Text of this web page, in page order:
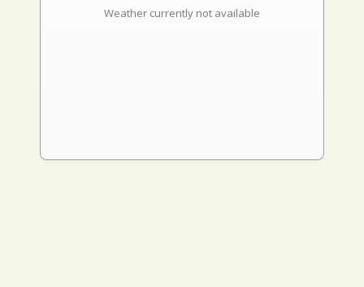
Weather currently not available